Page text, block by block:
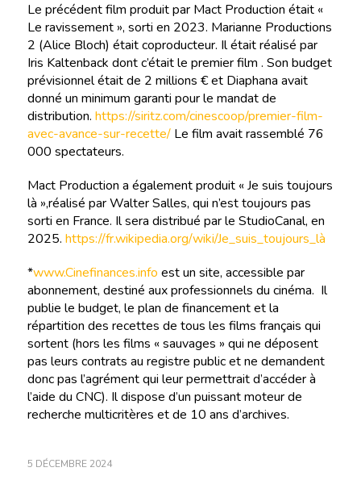
Le précédent film produit par Mact Production était «
Le ravissement », sorti en 2023. Marianne Productions
2 (Alice Bloch) était coproducteur. Il était réalisé par
Iris Kaltenback dont c’était le premier film . Son budget
prévisionnel était de 2 millions € et Diaphana avait
donné un minimum garanti pour le mandat de
distribution. https://siritz.com/cinescoop/premier-film-
avec-avance-sur-recette/Le film avait rassemblé 76
000 spectateurs.
Mact Production a également produit « Je suis toujours
là »,réalisé par Walter Salles, qui n’est toujours pas
sorti en France. Il sera distribué par le StudioCanal, en
2025. https://fr.wikipedia.org/wiki/Je_suis_toujours_là
*www.Cinefinances.info est un site, accessible par
abonnement, destiné aux professionnels du cinéma. Il
publie le budget, le plan de financement et la
répartition des recettes de tous les films français qui
sortent (hors les films « sauvages » qui ne déposent
pas leurs contrats au registre public et ne demandent
donc pas l’agrément qui leur permettrait d’accéder à
l’aide du CNC). Il dispose d’un puissant moteur de
recherche multicritères et de 10 ans d’archives.
5 DÉCEMBRE 2024